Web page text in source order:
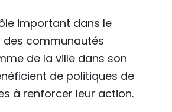
important dans le
communautés
de la ville dans son
de politiques de
à renforcer leur action.